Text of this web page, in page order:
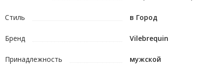
Стиль в Город
Бренд Vilebrequin
Принадлежность мужской